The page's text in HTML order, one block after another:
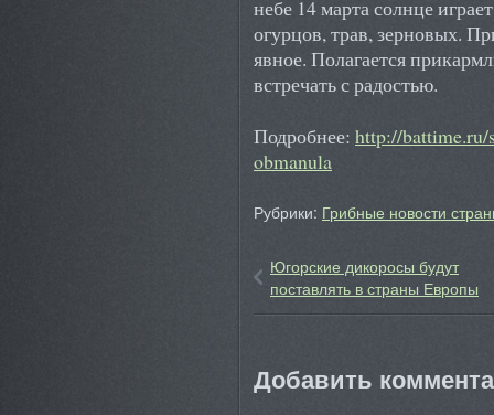
небе 14 марта солнце
огурцов, трав, зерновых.
явное. Полагается
встречать с радостью.
Подробнее: http://battime.ru/
obmanula
Рубрики: Грибные новости
Югорские дикоросы будут
поставлять в страны Европы
Добавить